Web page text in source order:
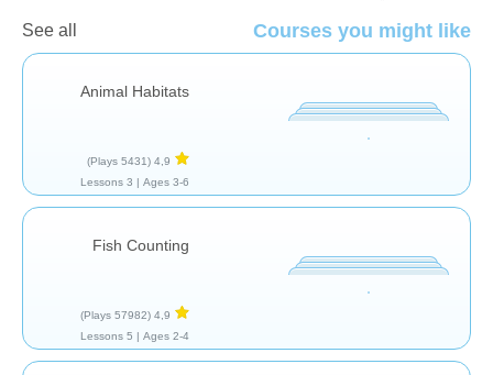
Courses you might like
See all
Animal Habitats
4,9
(5431 Plays)
Ages 3-6 |
3 Lessons
Fish Counting
4,9
(57982 Plays)
Ages 2-4 |
5 Lessons